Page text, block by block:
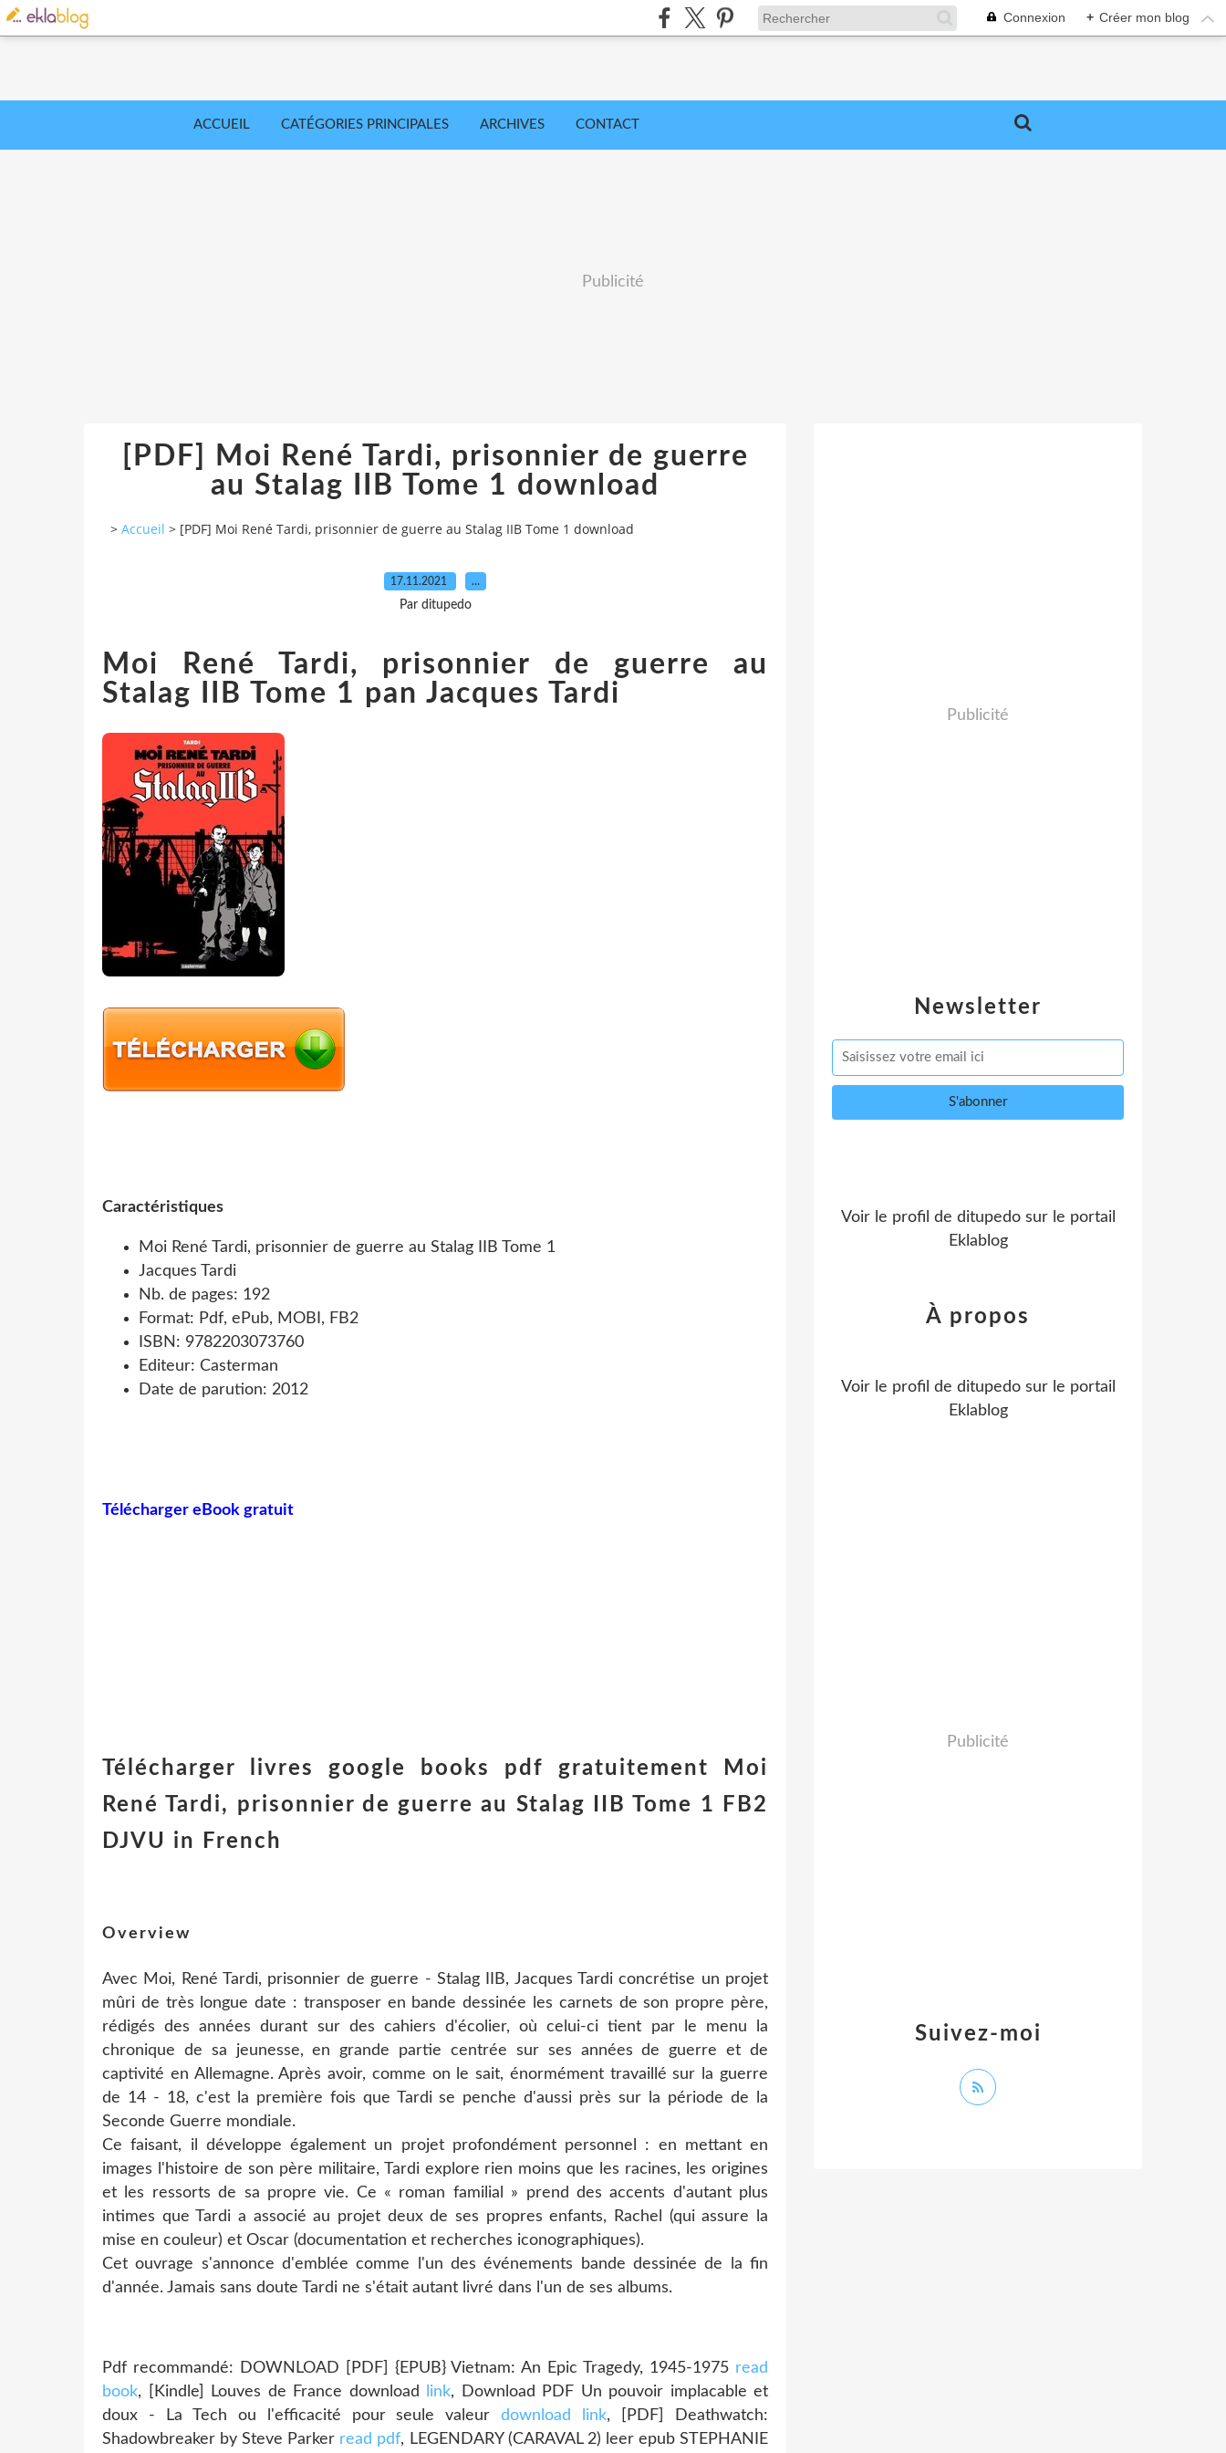
Connexion + Créer mon blog
ACCUEIL CATÉGORIES PRINCIPALES ARCHIVES CONTACT
Publicité
[PDF] Moi René Tardi, prisonnier de guerre
au Stalag IIB Tome 1 download
> Accueil > [PDF] Moi René Tardi, prisonnier de guerre au Stalag IIB Tome 1 download
17.11.2021 …
Par ditupedo
Moi René Tardi, prisonnier de guerre au
Stalag IIB Tome 1 pan Jacques Tardi
Caractéristiques
Moi René Tardi, prisonnier de guerre au Stalag IIB Tome 1
Jacques Tardi
Nb. de pages: 192
Format: Pdf, ePub, MOBI, FB2
ISBN: 9782203073760
Editeur: Casterman
Date de parution: 2012
Télécharger eBook gratuit
Télécharger livres google books pdf gratuitement Moi
René Tardi, prisonnier de guerre au Stalag IIB Tome 1 FB2
DJVU in French
Overview
Avec Moi, René Tardi, prisonnier de guerre - Stalag IIB, Jacques Tardi concrétise un projet
mûri de très longue date : transposer en bande dessinée les carnets de son propre père,
rédigés des années durant sur des cahiers d'écolier, où celui-ci tient par le menu la
chronique de sa jeunesse, en grande partie centrée sur ses années de guerre et de
captivité en Allemagne. Après avoir, comme on le sait, énormément travaillé sur la guerre
de 14 - 18, c'est la première fois que Tardi se penche d'aussi près sur la période de la
Seconde Guerre mondiale.
Ce faisant, il développe également un projet profondément personnel : en mettant en
images l'histoire de son père militaire, Tardi explore rien moins que les racines, les origines
et les ressorts de sa propre vie. Ce « roman familial » prend des accents d'autant plus
intimes que Tardi a associé au projet deux de ses propres enfants, Rachel (qui assure la
mise en couleur) et Oscar (documentation et recherches iconographiques).
Cet ouvrage s'annonce d'emblée comme l'un des événements bande dessinée de la fin
d'année. Jamais sans doute Tardi ne s'était autant livré dans l'un de ses albums.
Pdf recommandé: DOWNLOAD [PDF] {EPUB} Vietnam: An Epic Tragedy, 1945-1975 read
book, [Kindle] Louves de France download link, Download PDF Un pouvoir implacable et
doux - La Tech ou l'efficacité pour seule valeurdownload link, [PDF] Deathwatch:
Shadowbreaker by Steve Parker read pdf, LEGENDARY (CARAVAL 2) leer epub STEPHANIE
Newsletter
Publicité
Voir le profil de ditupedosur le portail
Eklablog
Suivez-moi
À propos
Voir le profil de ditupedosur le portail
Eklablog
Publicité